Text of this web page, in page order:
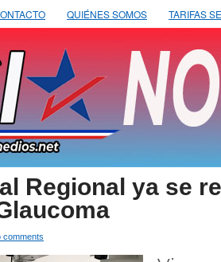
QUIÉNES SOMOS TARIFAS
Regional ya se
comments